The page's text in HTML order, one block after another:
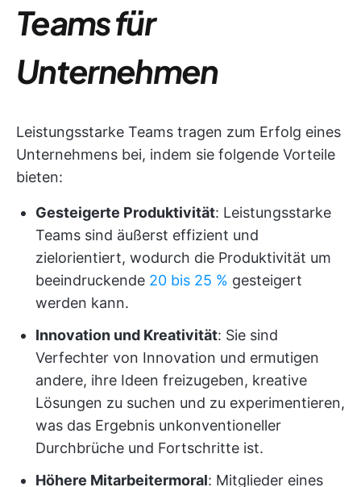
Teams für
Unternehmen
Leistungsstarke Teams tragen zum Erfolg eines
Unternehmens bei, indem sie folgende Vorteile
bieten:
Gesteigerte Produktivität: Leistungsstarke
Teams sind äußerst effizient und
zielorientiert, wodurch die Produktivität um
beeindruckende 20 bis 25 % gesteigert
werden kann.
Innovation und Kreativität: Sie sind
Verfechter von Innovation und ermutigen
andere, ihre Ideen freizugeben, kreative
Lösungen zu suchen und zu experimentieren,
was das Ergebnis unkonventioneller
Durchbrüche und Fortschritte ist.
Höhere Mitarbeitermoral: Mitglieder eines